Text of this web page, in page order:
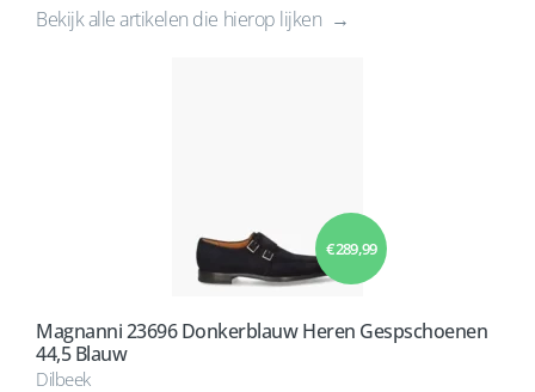
Bekijk alle artikelen die hierop lijken
€ 289,99
Magnanni 23696 Donkerblauw Heren Gespschoenen
44,5 Blauw
Dilbeek